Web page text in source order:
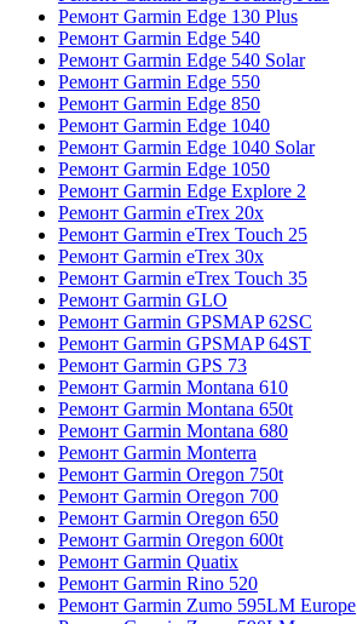
Ремонт Garmin Edge 130 Plus
Ремонт Garmin Edge 540
Ремонт Garmin Edge 540 Solar
Ремонт Garmin Edge 550
Ремонт Garmin Edge 850
Ремонт Garmin Edge 1040
Ремонт Garmin Edge 1040 Solar
Ремонт Garmin Edge 1050
Ремонт Garmin Edge Explore 2
Ремонт Garmin eTrex 20x
Ремонт Garmin eTrex Touch 25
Ремонт Garmin eTrex 30x
Ремонт Garmin eTrex Touch 35
Ремонт Garmin GLO
Ремонт Garmin GPSMAP 62SC
Ремонт Garmin GPSMAP 64ST
Ремонт Garmin GPS 73
Ремонт Garmin Montana 610
Ремонт Garmin Montana 650t
Ремонт Garmin Montana 680
Ремонт Garmin Monterra
Ремонт Garmin Oregon 750t
Ремонт Garmin Oregon 700
Ремонт Garmin Oregon 650
Ремонт Garmin Oregon 600t
Ремонт Garmin Quatix
Ремонт Garmin Rino 520
Ремонт Garmin Zumo 595LM Europe